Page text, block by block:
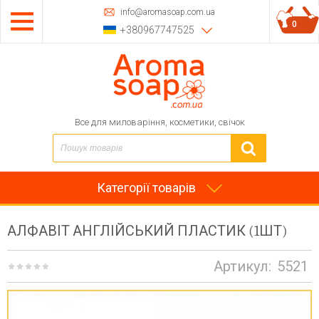
info@aromasoap.com.ua
+380967747525
Все для миловаріння, косметики, свічок
0
Категорії товарів
АЛФАВІТ АНГЛІЙСЬКИЙ ПЛАСТИК (1ШТ)
Артикул: 5521